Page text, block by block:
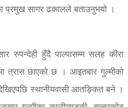
प्रमुख सागर ढकालले बताउनुभयो ।
रुपन्देही हुँदै पाल्पासम्म सलह कीरा
त्रास छाएको छ । आइतबार गुल्मीको
स्थानीयवासी आतङ्कित बने ।